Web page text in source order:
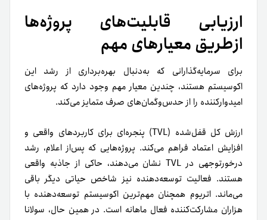
ارزیابی قابلیت‌های پروژه‌ها
ازطریق معیارهای مهم
برای سرمایه‌گذارانی که به‌دنبال بهره‌برداری از رشد این
اکوسیستم هستند، چندین معیار مهم وجود دارد که پروژه‌های
امیدوارکننده را از حدس‌و‌گمان‌های صرف متمایز می‌کند.
ارزش کل قفل‌شده (TVL) پنجره‌ای برای کاربردهای واقعی و
افزایش اعتماد فراهم می‌کند. پروژه‌هایی که پس‌از اعلام، رشد
درخورتوجهی در TVL نشان می‌دهند، حاکی از جاذبه واقعی
هستند. فعالیت توسعه‌دهنده نیز شاخص حیاتی دیگر باقی
می‌ماند. اتریوم همچنان مهم‌ترین اکوسیستم توسعه‌دهنده با
هزاران مشارکت‌کننده فعال ماهانه است. در همین حال، سولانا